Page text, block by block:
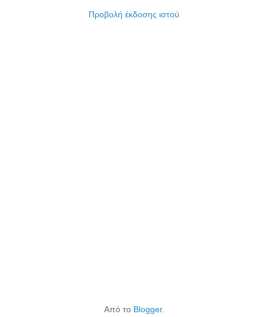
Προβολή έκδοσης ιστού
Από το Blogger.